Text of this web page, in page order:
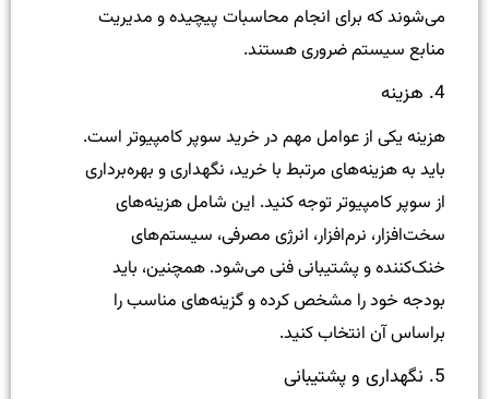
می‌شوند که برای انجام محاسبات پیچیده و مدیریت
منابع سیستم ضروری هستند.
4. هزینه
هزینه یکی از عوامل مهم در خرید سوپر کامپیوتر است.
باید به هزینه‌های مرتبط با خرید، نگهداری و بهره‌برداری
از سوپر کامپیوتر توجه کنید. این شامل هزینه‌های
سخت‌افزار، نرم‌افزار، انرژی مصرفی، سیستم‌های
خنک‌کننده و پشتیبانی فنی می‌شود. همچنین، باید
بودجه خود را مشخص کرده و گزینه‌های مناسب را
براساس آن انتخاب کنید.
5. نگهداری و پشتیبانی